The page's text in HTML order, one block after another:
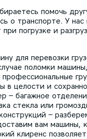
помочь
о транспорте. У
погрузке и
для перевозки
поломки
в целости и
– багажное
стекла или
–
вам машины,
клиренс